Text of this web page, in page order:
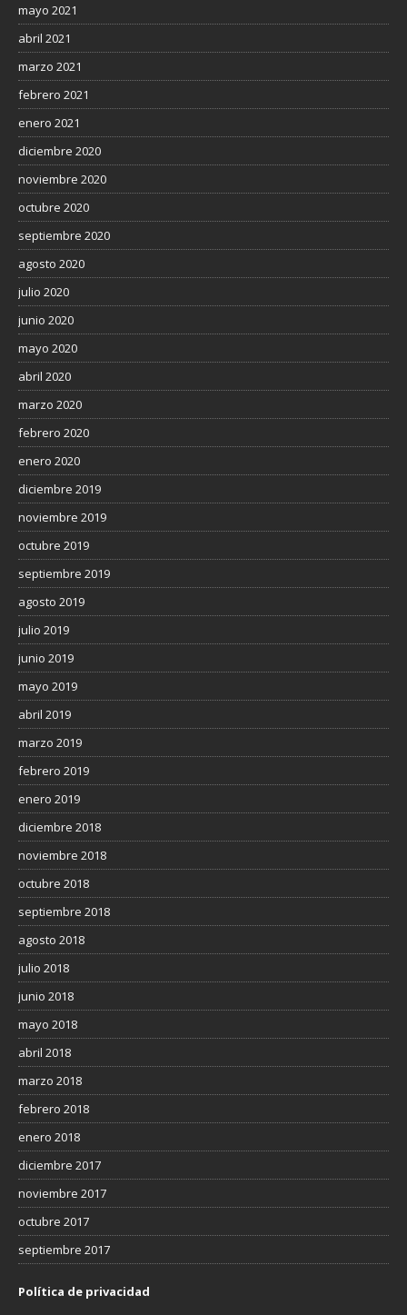
mayo 2021
abril 2021
marzo 2021
febrero 2021
enero 2021
diciembre 2020
noviembre 2020
octubre 2020
septiembre 2020
agosto 2020
julio 2020
junio 2020
mayo 2020
abril 2020
marzo 2020
febrero 2020
enero 2020
diciembre 2019
noviembre 2019
octubre 2019
septiembre 2019
agosto 2019
julio 2019
junio 2019
mayo 2019
abril 2019
marzo 2019
febrero 2019
enero 2019
diciembre 2018
noviembre 2018
octubre 2018
septiembre 2018
agosto 2018
julio 2018
junio 2018
mayo 2018
abril 2018
marzo 2018
febrero 2018
enero 2018
diciembre 2017
noviembre 2017
octubre 2017
septiembre 2017
Política de privacidad